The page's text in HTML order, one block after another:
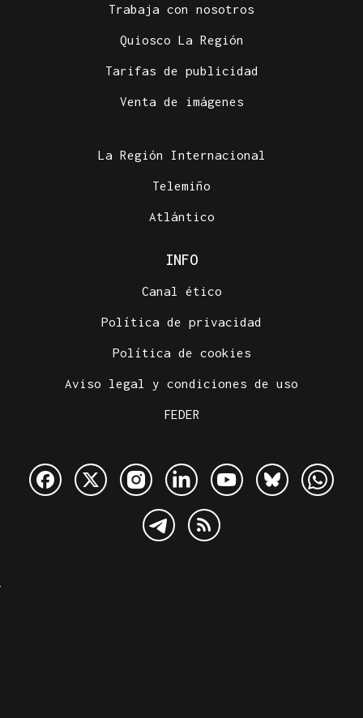
Trabaja con nosotros
Quiosco La Región
Tarifas de publicidad
Venta de imágenes
La Región Internacional
Telemiño
Atlántico
INFO
Canal ético
Política de privacidad
Política de cookies
Aviso legal y condiciones de uso
FEDER